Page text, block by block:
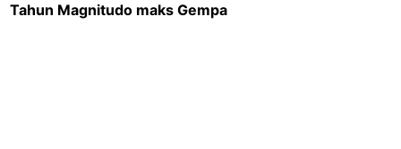
Tahun Magnitudo maks Gempa